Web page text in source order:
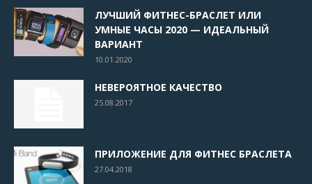
ЛУЧШИЙ ФИТНЕС-БРАСЛЕТ ИЛИ
УМНЫЕ ЧАСЫ 2020 — ИДЕАЛЬНЫЙ
ВАРИАНТ
10.01.2020
НЕВЕРОЯТНОЕ КАЧЕСТВО
25.08.2017
ПРИЛОЖЕНИЕ ДЛЯ ФИТНЕС БРАСЛЕТА
27.04.2018